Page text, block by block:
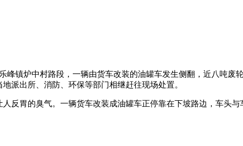
镇炉中村路段，一辆由货车改装的油罐车发生侧翻，近八吨废
派出所、消防、环保等部门相继赶往现场处置。
胃的臭气。一辆货车改装成油罐车正停靠在下坡路边，车头与